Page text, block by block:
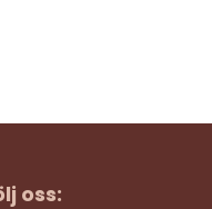
oss: